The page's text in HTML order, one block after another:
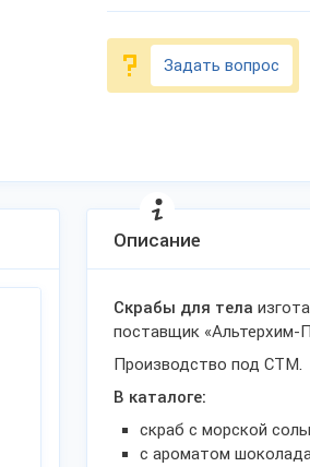
Задать вопрос
Описание
Скрабы для тела
поставщик «Альтерхим-
Производство под СТМ.
В каталоге:
скраб с морской
с ароматом